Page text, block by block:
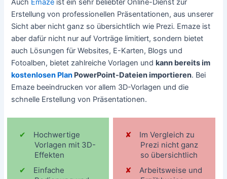
Auch Emaze ist ein sehr beliebter Online-Dienst zur
Erstellung von professionellen Präsentationen, aus unserer
Sicht aber nicht ganz so übersichtlich wie Prezi. Emaze ist
aber dafür nicht nur auf Vorträge limitiert, sondern bietet
auch Lösungen für Websites, E-Karten, Blogs und
Fotoalben, bietet zahlreiche Vorlagen undkann bereits im
kostenlosen Plan PowerPoint-Dateien importieren. Bei
Emaze beeindrucken vor allem 3D-Vorlagen und die
schnelle Erstellung von Präsentationen.
Hochwertige
Vorlagen mit 3D-
Effekten
Einfache
Im Vergleich zu
Prezi nicht ganz
so übersichtlich
Arbeitsweise und